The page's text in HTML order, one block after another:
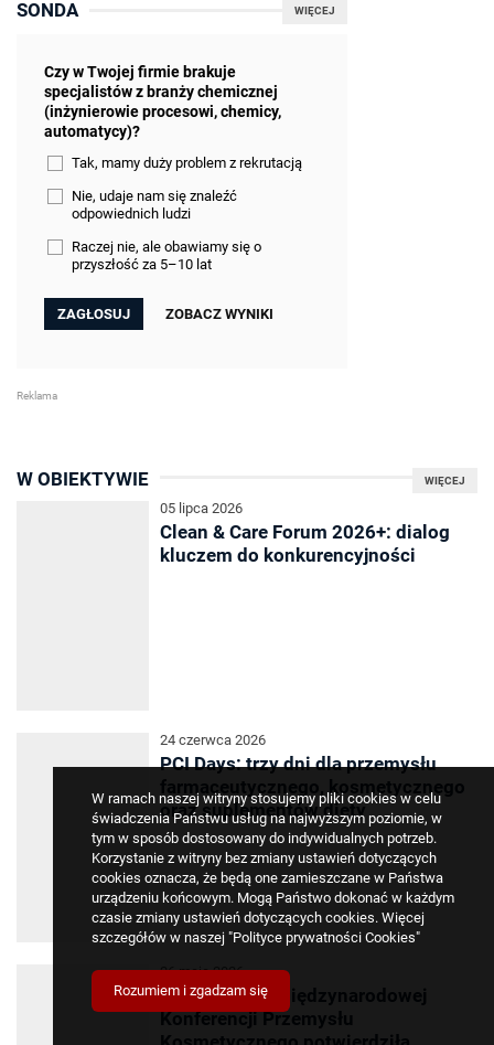
W ramach naszej witryny stosujemy pliki cookies w celu
świadczenia Państwu usług na najwyższym poziomie, w
tym w sposób dostosowany do indywidualnych potrzeb.
Korzystanie z witryny bez zmiany ustawień dotyczących
cookies oznacza, że będą one zamieszczane w Państwa
urządzeniu końcowym. Mogą Państwo dokonać w każdym
czasie zmiany ustawień dotyczących cookies. Więcej
szczegółów w naszej "Polityce prywatności Cookies"
Rozumiem i zgadzam się
WIĘCEJ
SONDA
Czy w Twojej firmie brakuje
specjalistów z branży chemicznej
(inżynierowie procesowi, chemicy,
automatycy)?
Tak, mamy duży problem z rekrutacją
Nie, udaje nam się znaleźć
odpowiednich ludzi
Raczej nie, ale obawiamy się o
przyszłość za 5–10 lat
ZOBACZ WYNIKI
WIĘCEJ
W OBIEKTYWIE
05 lipca 2026
Clean & Care Forum 2026+: dialog
kluczem do konkurencyjności
24 czerwca 2026
PCI Days: trzy dni dla przemysłu
farmaceutycznego, kosmetycznego
oraz suplementów diety
26 maja 2026
Druga edycja Międzynarodowej
Konferencji Przemysłu